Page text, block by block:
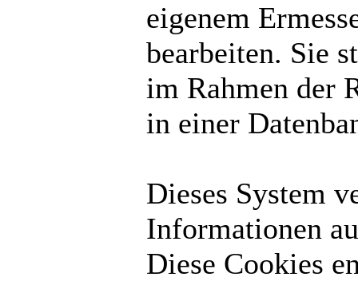
eigenem
bearbeiten. Sie
im Rahmen der
in einer
Dieses System
Informationen
Diese Cookies